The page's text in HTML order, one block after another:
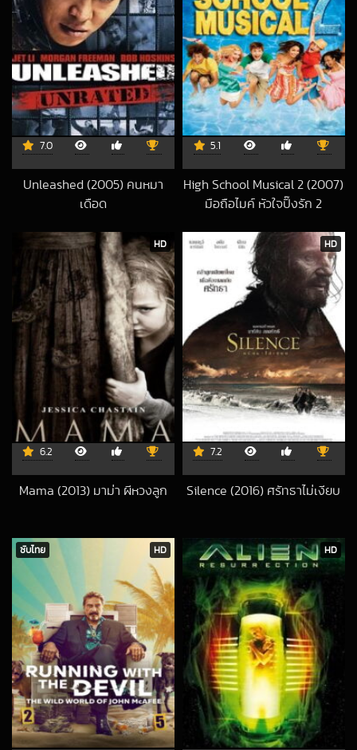
7.0
Unleashed (2005) คนหมา
เดือด
5.1
High School Musical 2 (2007)
มือถือไมค์ หัวใจปิ๊งรัก 2
HD
6.2
Mama (2013) มาม่า ผีหวงลูก
HD
7.2
Silence (2016) ศรัทธาไม่เงียบ
HD
ซับไทย HD